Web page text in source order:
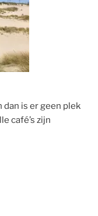
dan is er geen plek
café’s zijn